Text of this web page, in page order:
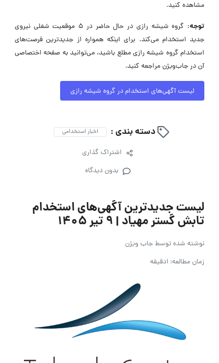
مشاهده کنید.
توجه:
گروه شیشه رازی در حال حاضر در ۵ موقعیت شغلی نیروی
جدید استخدام می‌کند. برای اینکه همواره از جدیدترین فرصت‌های
استخدام گروه شیشه رازی مطلع باشید، می‌توانید به صفحه اختصاصی
آن در جاب‌ویژن مراجعه کنید.
لیست آگهی‌های استخدام در گروه شیشه رازی
دسته بندی : اخبار استخدامی
اشتراک گذاری
بدون دیدگاه
لیست جدیدترین آگهی‌های استخدام
تابش گستر مهیاد | ۹ تیر ۱۴۰۵
نوشته شده توسطجاب ویژن
زمان مطالعه: 1دقیقه